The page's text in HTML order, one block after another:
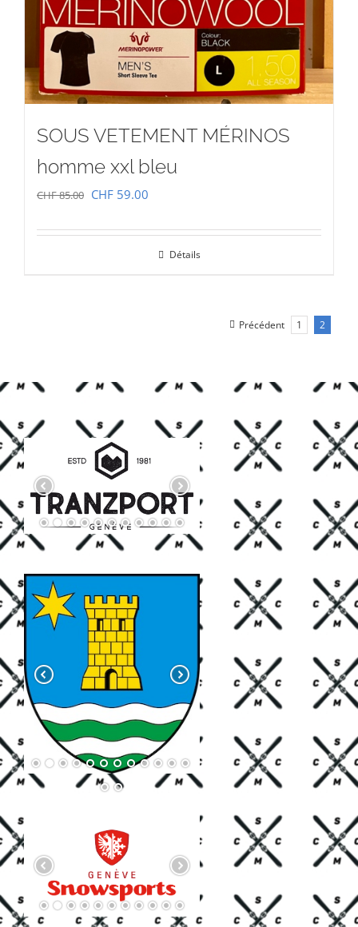
SOUS VETEMENT MÉRINOS
homme xxl bleu
CHF85.00 Le
initial
CHF 59.00
actuel
Détails
Précédent 1 2